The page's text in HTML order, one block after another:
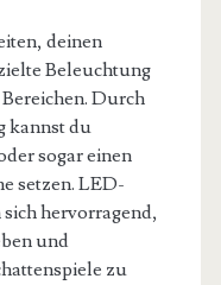
deinen
Beleuchtung
Durch
kannst du
sogar einen
setzen. LED-
hervorragend,
und
zu